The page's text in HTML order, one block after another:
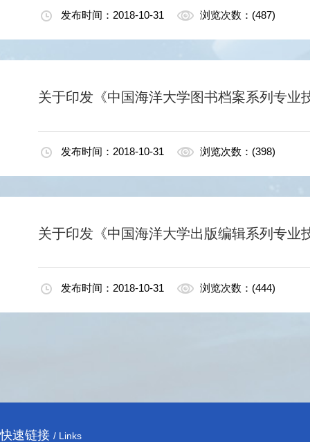
发布时间：2018-10-31 浏览次数：(487)
关于印发《中国海洋大学图书档案系列专业
发布时间：2018-10-31 浏览次数：(398)
关于印发《中国海洋大学出版编辑系列专业
发布时间：2018-10-31 浏览次数：(444)
快速链接 / Links